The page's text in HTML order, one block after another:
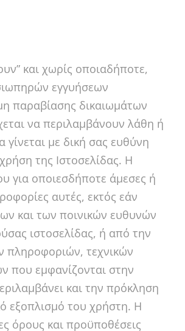
και χωρίς οποιαδήποτε,
εγγυήσεων
παραβίασης δικαιωμάτων
να περιλαμβάνουν λάθη ή
με δική σας ευθύνη
της Ιστοσελίδας. Η
για οποιεσδήποτε άμεσες ή
αυτές, εκτός εάν
και των ποινικών ευθυνών
ιστοσελίδας, ή από την
τεχνικών
που εμφανίζονται στην
και την πρόκληση
εξοπλισμό του χρήστη. Η
όρους και προϋποθέσεις